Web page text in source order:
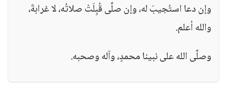
وإن دعا استُجيبَ له، وإن صلَّى قُبِلَتْ صلاتُه، لا غرابةَ،
والله أعلم.
وصلَّى الله على نبينا محمدٍ، وآله وصحبه.